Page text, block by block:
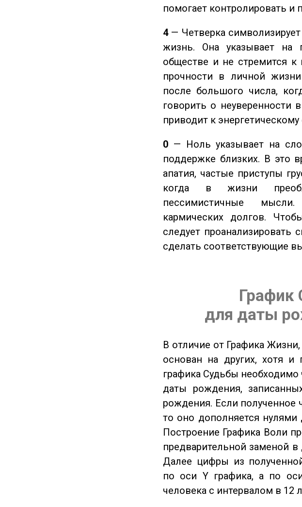
помогает контролировать и
4— Четверка
жизнь. Она указывает на
обществе и не стремится к
прочности в личной
после большого числа,
говорить о
приводит к энергетическому
0 — Ноль указывает на
поддержке близких. В это
апатия, частые приступы
когда в жизни
пессимистичные
кармических долгов.
следует
сделать соответствующие
График
для даты
В отличие от Графика
основан на других, хотя и
графика Судьбы
даты рождения,
рождения. Если полученное
то оно дополняется
Построение Графика Воли
предварительной заменой
Далее цифры из
по оси Y графика, а по
человека с интервалом в 12